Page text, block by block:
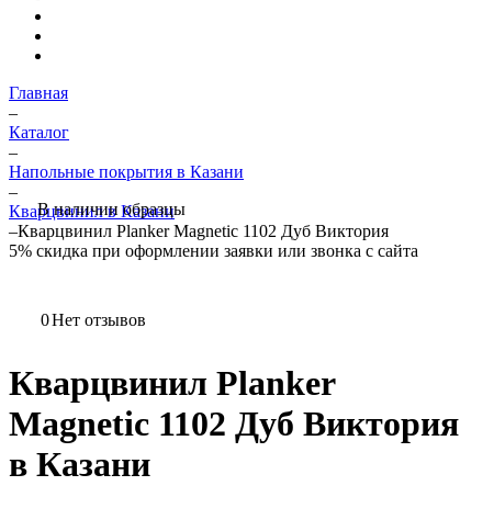
Главная
–
Каталог
–
Напольные покрытия в Казани
–
Кварцвинил в Казани
–Кварцвинил Planker Magnetic 1102 Дуб Виктория
5% скидка при оформлении заявки или звонка с сайта
0Нет отзывов
Кварцвинил Planker
Magnetic 1102 Дуб Виктория
в Казани
В наличии образцы